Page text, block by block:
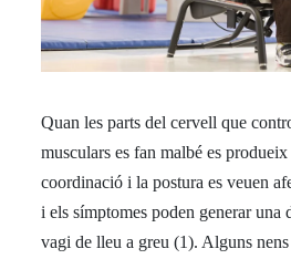
Quan les parts del cervell que
musculars es fan malbé es
coordinació i la postura es veuen
i els símptomes poden generar una
vagi de lleu a greu (1). Alguns